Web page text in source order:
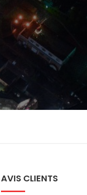
AVIS CLIENTS